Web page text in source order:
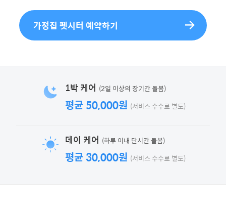
가정집 펫시터 예약하기
1박 케어 (2일 이상의 장기간 돌봄)
평균 50,000원 (서비스 수수료 별도)
데이 케어 (하루 이내 단시간 돌봄)
평균 30,000원 (서비스 수수료 별도)